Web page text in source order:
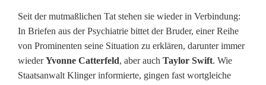
Seit der mutmaßlichen Tat stehen sie wieder in Verbindung:
In Briefen aus der Psychiatrie bittet der Bruder, einer Reihe
von Prominenten seine Situation zu erklären, darunter immer
wiederYvonne Catterfeld, aber auch Taylor Swift. Wie
Staatsanwalt Klinger informierte, gingen fast wortgleiche